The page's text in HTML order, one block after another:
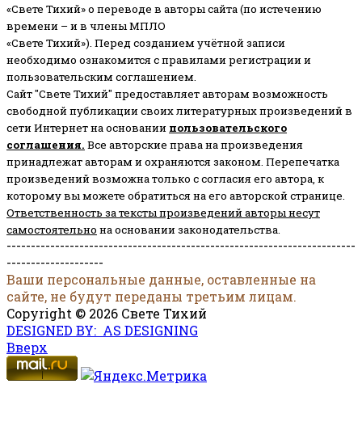
«Свете Тихий» о переводе в авторы сайта (по истечению
времени – и в члены МПЛО
«Свете Тихий»). Перед созданием учётной записи
необходимо ознакомится с правилами регистрации и
пользовательским соглашением.
Сайт "Свете Тихий" предоставляет авторам возможность
свободной публикации своих литературных произведений в
сети Интернет на основании пользовательского
соглашения. Все авторские права на произведения
принадлежат авторам и охраняются законом. Перепечатка
произведений возможна только с согласия его автора, к
которому вы можете обратиться на его авторской странице.
Ответственность за тексты произведений авторы несут
самостоятельно на основании законодательства.
------------------------------------------------------------------------
--------------------
Ваши персональные данные, оставленные на
сайте, не будут переданы третьим лицам.
Copyright © 2026 Свете Тихий
DESIGNED BY: AS DESIGNING
Вверх